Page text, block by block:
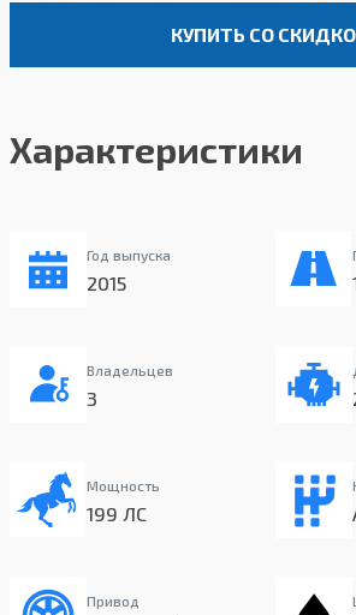
КУПИТЬ СО
Характеристики
Год выпуска
2015
Владельцев
3
Мощность
199 ЛС
Привод